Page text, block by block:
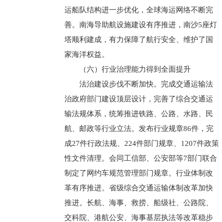
运船队结构进一步优化，全球海运网络不断完
善。南海导助航设施建设有序推进，南沙5座灯
塔顺利建成，有力保障了航行安全、维护了国
家海洋权益。
（六）行业治理能力得到全面提升
法治建设步伐不断加快。完成交通运输法
治政府部门建设顶层设计，完善了综合交通运
输法规体系，统筹推进铁路、公路、水路、民
航、邮政等行业立法。发布行业规章86件，完
成27件行政法规、224件部门规章、1207件政策
性文件清理。会同工信部、公安部等7部门联合
制定了网约车规范管理部门规章。行业体制改
革有序推进。省级综合交通运输体制改革加快
推进。长航、海事、救捞、船级社、公路院、
交科院、港航公安、海事基层执法等改革稳步